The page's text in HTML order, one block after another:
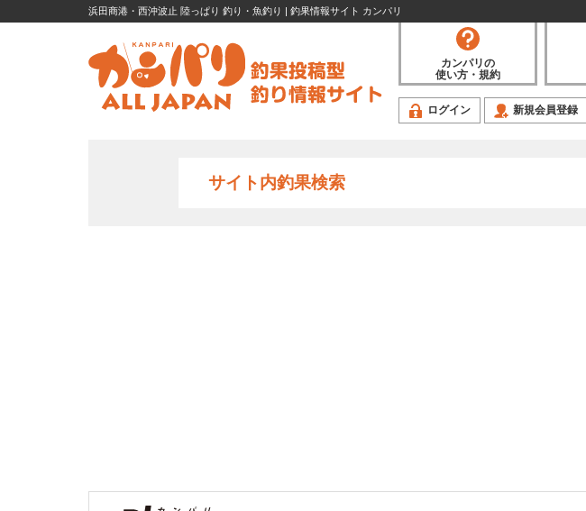
浜田商港・西沖波止 陸っぱり 釣り・魚釣り | 釣果情報サイト カンパリ
カンパリの
使い方・規約
ログイン 新規会員登録
サイト内釣果検索